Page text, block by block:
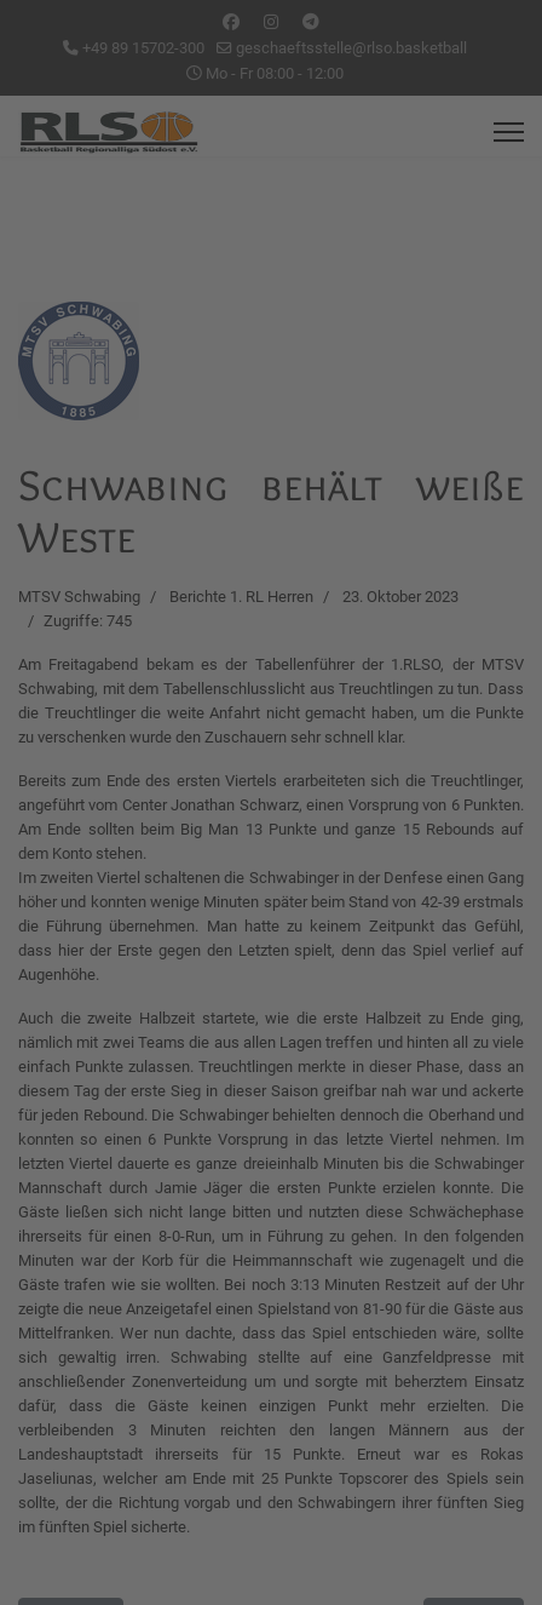
+49 89 15702-300
geschaeftsstelle@rlso.basketball
Mo - Fr 08:00 - 12:00
Schwabing behält weiße
Weste
MTSV Schwabing Berichte 1. RL Herren
23. Oktober 2023
Zugriffe: 745
Am Freitagabend bekam es der Tabellenführer der 1.RLSO, der MTSV
Schwabing, mit dem Tabellenschlusslicht aus Treuchtlingen zu tun. Dass
die Treuchtlinger die weite Anfahrt nicht gemacht haben, um die Punkte
zu verschenken wurde den Zuschauern sehr schnell klar.
Bereits zum Ende des ersten Viertels erarbeiteten sich die Treuchtlinger,
angeführt vom Center Jonathan Schwarz, einen Vorsprung von 6 Punkten.
Am Ende sollten beim Big Man 13 Punkte und ganze 15 Rebounds auf
dem Konto stehen.
Im zweiten Viertel schaltenen die Schwabinger in der Denfese einen Gang
höher und konnten wenige Minuten später beim Stand von 42-39 erstmals
die Führung übernehmen. Man hatte zu keinem Zeitpunkt das Gefühl,
dass hier der Erste gegen den Letzten spielt, denn das Spiel verlief auf
Augenhöhe.
Auch die zweite Halbzeit startete, wie die erste Halbzeit zu Ende ging,
nämlich mit zwei Teams die aus allen Lagen treffen und hinten all zu viele
einfach Punkte zulassen. Treuchtlingen merkte in dieser Phase, dass an
diesem Tag der erste Sieg in dieser Saison greifbar nah war und ackerte
für jeden Rebound. Die Schwabinger behielten dennoch die Oberhand und
konnten so einen 6 Punkte Vorsprung in das letzte Viertel nehmen. Im
letzten Viertel dauerte es ganze dreieinhalb Minuten bis die Schwabinger
Mannschaft durch Jamie Jäger die ersten Punkte erzielen konnte. Die
Gäste ließen sich nicht lange bitten und nutzten diese Schwächephase
ihrerseits für einen 8-0-Run, um in Führung zu gehen. In den folgenden
Minuten war der Korb für die Heimmannschaft wie zugenagelt und die
Gäste trafen wie sie wollten. Bei noch 3:13 Minuten Restzeit auf der Uhr
zeigte die neue Anzeigetafel einen Spielstand von 81-90 für die Gäste aus
Mittelfranken. Wer nun dachte, dass das Spiel entschieden wäre, sollte
sich gewaltig irren. Schwabing stellte auf eine Ganzfeldpresse mit
anschließender Zonenverteidung um und sorgte mit beherztem Einsatz
dafür, dass die Gäste keinen einzigen Punkt mehr erzielten. Die
verbleibenden 3 Minuten reichten den langen Männern aus der
Landeshauptstadt ihrerseits für 15 Punkte. Erneut war es Rokas
Jaseliunas, welcher am Ende mit 25 Punkte Topscorer des Spiels sein
sollte, der die Richtung vorgab und den Schwabingern ihrer fünften Sieg
im fünften Spiel sicherte.